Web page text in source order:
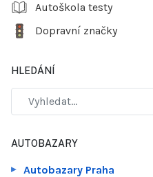
Autoškola testy
Dopravní značky
HLEDÁNÍ
AUTOBAZARY
Autobazary Praha